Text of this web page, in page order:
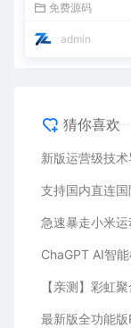
免费源码
admin
猜你喜欢